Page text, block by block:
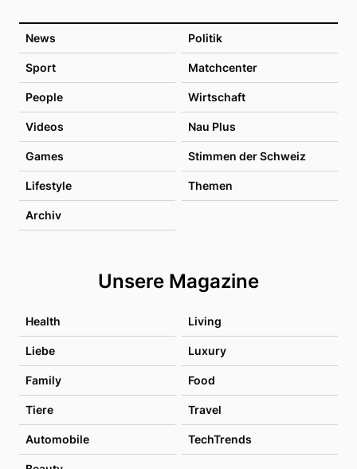
News Politik
Sport Matchcenter
People Wirtschaft
Videos Nau Plus
Games Stimmen der Schweiz
Lifestyle Themen
Archiv
Unsere Magazine
Health Living
Liebe Luxury
Family Food
Tiere Travel
Automobile TechTrends